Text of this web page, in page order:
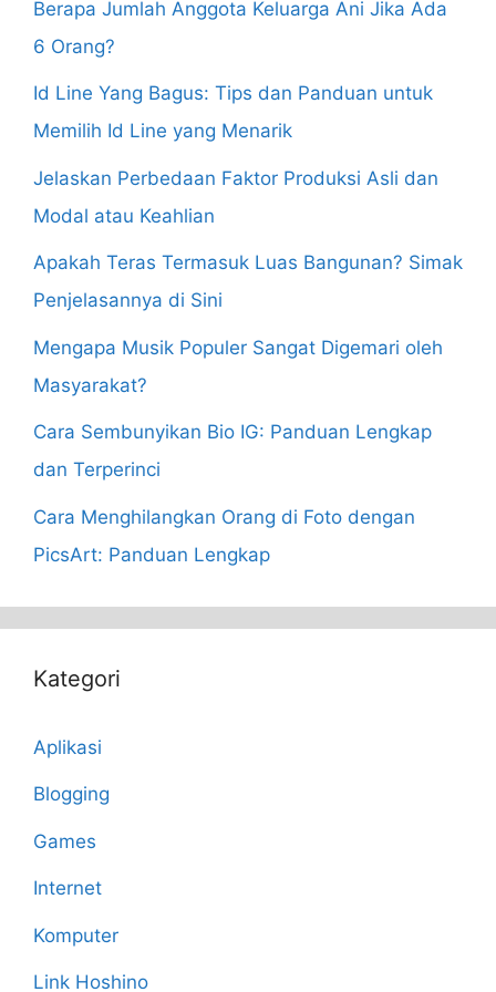
Berapa Jumlah Anggota Keluarga Ani Jika Ada
6 Orang?
Id Line Yang Bagus: Tips dan Panduan untuk
Memilih Id Line yang Menarik
Jelaskan Perbedaan Faktor Produksi Asli dan
Modal atau Keahlian
Apakah Teras Termasuk Luas Bangunan? Simak
Penjelasannya di Sini
Mengapa Musik Populer Sangat Digemari oleh
Masyarakat?
Cara Sembunyikan Bio IG: Panduan Lengkap
dan Terperinci
Cara Menghilangkan Orang di Foto dengan
PicsArt: Panduan Lengkap
Kategori
Aplikasi
Blogging
Games
Internet
Komputer
Link Hoshino